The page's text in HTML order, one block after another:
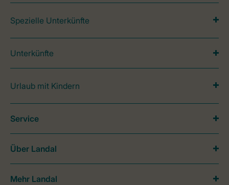
Spezielle Unterkünfte
Unterkünfte
Urlaub mit Kindern
Service
Über Landal
Mehr Landal